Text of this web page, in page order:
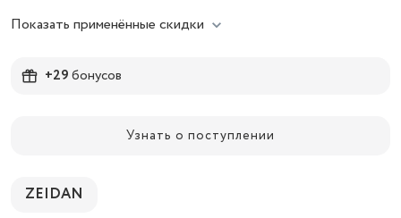
Показать применённые скидки
+29бонусов
Узнать о поступлении
ZEIDAN